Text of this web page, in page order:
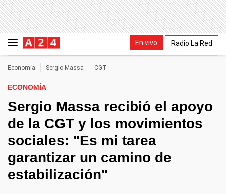
En vivo Radio La Red
Economía Sergio Massa CGT
ECONOMÍA
Sergio Massa recibió el apoyo
de la CGT y los movimientos
sociales: "Es mi tarea
garantizar un camino de
estabilización"